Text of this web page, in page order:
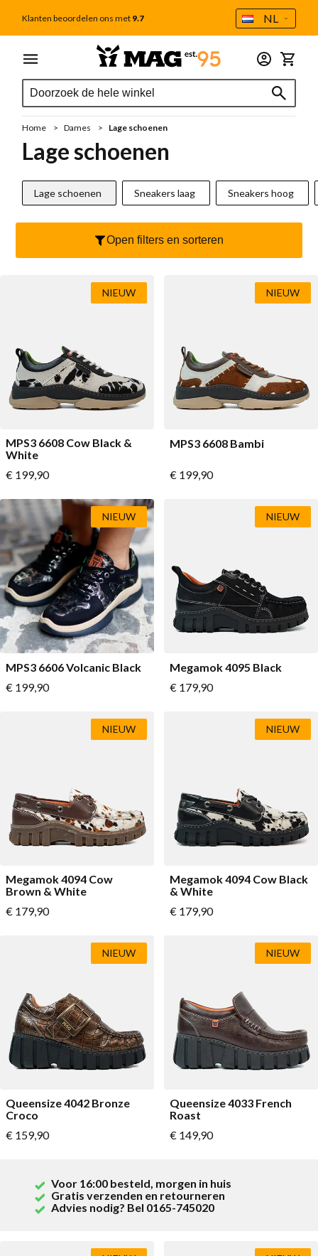
Klanten beoordelen ons met 9.7
Taal NL
Menu
Zoek
Zoek
Zoek
Alle dames
Sale
MAG Iconen
Outlet
Dames
Sneakers laag
Handgestikte mocassins
Vegan
Sandalen
Loafers
Veterlaarsjes
Workerboots
Enkellaarsjes met rits
Chelseaboots
Hakken
Laarzen
MAG Iconen
Alle heren
Sale
Heren
Handgestikte mocassins
Outlet
Tweede Kans
Alle accessoires
Schoenverzorging
Accessoires
Voetbedden
Home Dames Lage schoenen
Lage schoenen
Sneakers laag Sneakers hoog
Lage schoenen
MPS3 6608 Cow Black &
White
Vanaf
€ 199,90
NIEUW
MPS3 6608 Bambi
Vanaf
€ 199,90
NIEUW
MPS3 6606 Volcanic Black
Vanaf
€ 199,90
NIEUW
Megamok 4095 Black
Vanaf
€ 179,90
NIEUW
Megamok 4094 Cow
Brown & White
Vanaf
€ 179,90
NIEUW
Megamok 4094 Cow Black
& White
Vanaf
€ 179,90
NIEUW
Queensize 4042 Bronze
Croco
Vanaf
€ 159,90
NIEUW
Queensize 4033 French
Roast
Vanaf
€ 149,90
NIEUW
Voor 16:00 besteld, morgen in huis
Gratis verzenden en retourneren
Advies nodig? Bel 0165-745020
Open filters en sorteren